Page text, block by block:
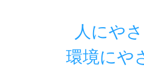
人にやさ
環境にや